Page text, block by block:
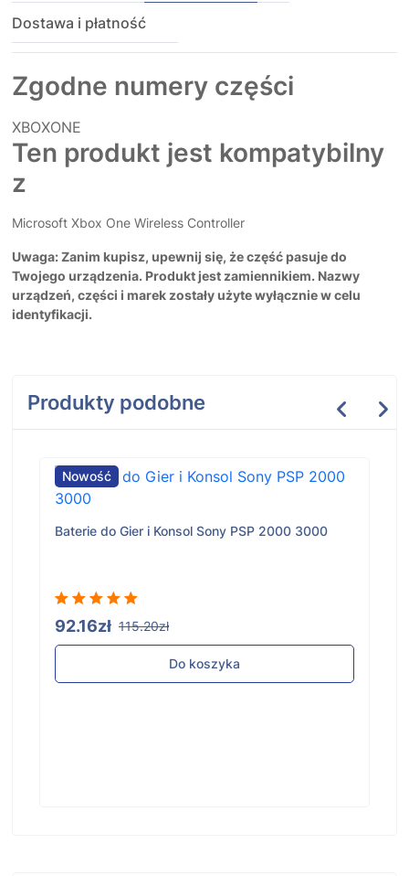
Dostawa i płatność
Zgodne numery części
XBOXONE
Ten produkt jest kompatybilny
z
Microsoft Xbox One Wireless Controller
Uwaga: Zanim kupisz, upewnij się, że część pasuje do
Twojego urządzenia. Produkt jest zamiennikiem. Nazwy
urządzeń, części i marek zostały użyte wyłącznie w celu
identyfikacji.
Produkty podobne
Nowość
Baterie do Gier i Konsol Sony PSP 2000 3000
92.16zł 115.20zł
Do koszyka